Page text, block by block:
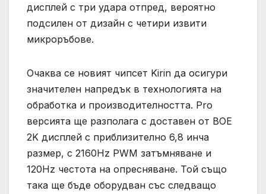
дисплей с три удара отпред, вероятно
подсилен от дизайн с четири извити
микроръбове.
Очаква се новият чипсет Kirin да осигури
значителен напредък в технологията на
обработка и производителността. Pro
версията ще разполага с доставен от BOE
2K дисплей с приблизително 6,8 инча
размер, с 2160Hz PWM затъмняване и
120Hz честота на опресняване. Той също
така ще бъде оборудван със следващо